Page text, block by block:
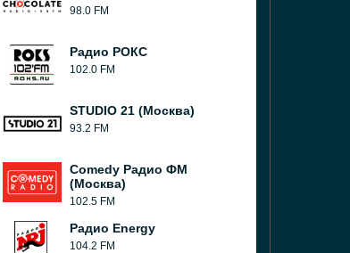
98.0 FM
Радио РОКС
102.0 FM
STUDIO 21 (Москва)
93.2 FM
Comedy Радио ФМ
(Москва)
102.5 FM
Радио Energy
104.2 FM